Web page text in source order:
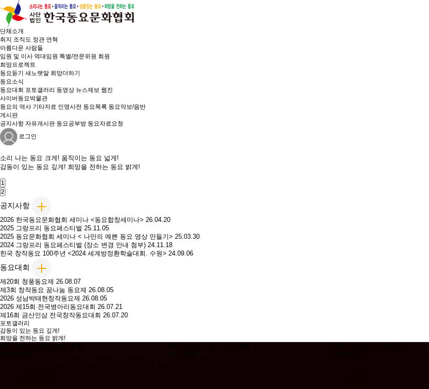
단체소개
취지 조직도 정관 연혁
아름다운 사람들
임원 및 이사 역대임원 특별/전문위원 회원
희망프로젝트
동요듣기 새노랫말 희망더하기
동요소식
동요대회 포토갤러리 동영상 뉴스제보 웹진
사이버동요박물관
동요의 역사 기타자료 인명사전 동요목록 동요악보/음반
게시판
공지사항 자유게시판 동요공부방 동요자료요청
로그인
소리 나는 동요 크게! 움직이는 동요 넓게!
감동이 있는 동요 깊게! 희망을 전하는 동요 밝게!
1
2
공지사항
2026 한국동요문화협회 세미나 <동요합창세미나> 26.04.20
2025 그랑프리 동요페스티벌 25.11.05
2025 동요문화협회 세미나 < 나만의 예쁜 동요 영상 만들기> 25.03.30
2024 그랑프리 동요페스티벌 (장소 변경 안내 첨부) 24.11.18
한국 창작동요 100주년 <2024 세계방정환학술대회. 수원> 24.09.06
동요대회
제20회 청풍동요제 26.08.07
제3회 창작동요 꿈나눔 동요제 26.08.05
2026 성남박태현창작동요제 26.08.05
2026 제15회 전국병아리동요대회 26.07.21
제16회 금산인삼 전국창작동요대회 26.07.20
포토갤러리
감동이 있는 동요 깊게!
희망을 전하는 동요 밝게!